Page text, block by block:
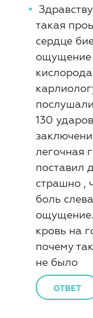
такая
сердце
ощущение
130
легочная
поставил
страшно ,
боль
ощущение.
кровь на
почему
не было
ОТВЕТ